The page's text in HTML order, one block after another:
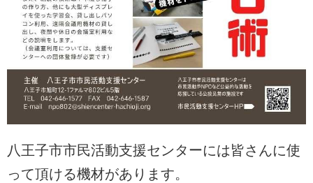
八王子市市民活動支援センターには皆さんに使
って頂ける機材があります。